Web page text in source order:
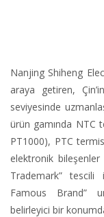
Nanjing Shiheng
araya getiren,
seviyesinde
ürün gamında NTC
PT1000), PTC
elektronik bileşenler
Trademark” tescili
Famous Brand”
belirleyici bir